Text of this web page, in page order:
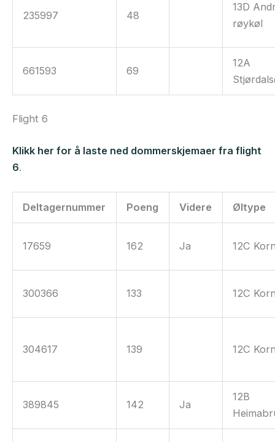
235997 48
13D
røykøl
661593 69
12A
Flight 6
Klikk her for å laste ned dommerskjemaer fra flight
6.
Deltagernummer Poeng Videre Øltype
17659 162 Ja 12C
300366 133 12C
304617 139 12C
389845 142 Ja
12B